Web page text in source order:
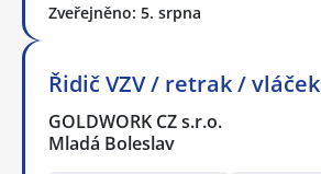
Zveřejněno: 5. srpna
Řidič VZV / retrak / vláček
GOLDWORK CZ s.r.o.
Mladá Boleslav